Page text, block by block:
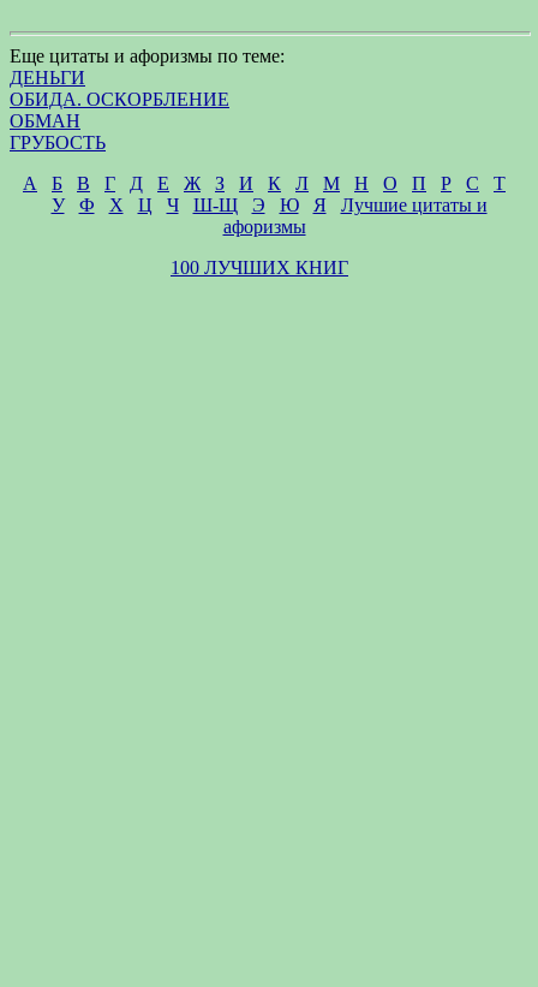
Еще цитаты и афоризмы по теме:
ДЕНЬГИ
ОБИДА. ОСКОРБЛЕНИЕ
ОБМАН
ГРУБОСТЬ
А
Б В Г Д Е Ж З И К Л М Н О П Р С
Т
У
Ф Х Ц Ч Ш-Щ Э Ю Я
Лучшие цитаты и
афоризмы
100 ЛУЧШИХ КНИГ